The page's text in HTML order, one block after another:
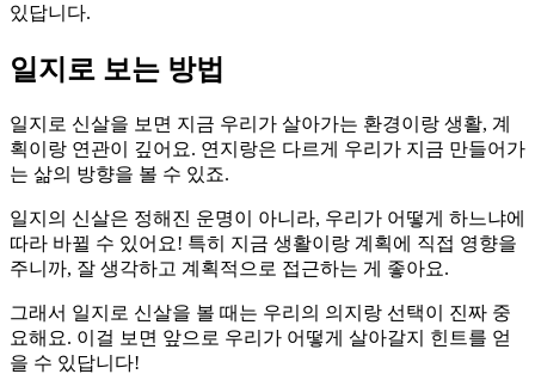
있답니다.
일지로 보는 방법
일지로 신살을 보면 지금 우리가 살아가는 환경이랑 생활, 계
획이랑 연관이 깊어요. 연지랑은 다르게 우리가 지금 만들어가
는 삶의 방향을 볼 수 있죠.
일지의 신살은 정해진 운명이 아니라, 우리가 어떻게 하느냐에
따라 바뀔 수 있어요! 특히 지금 생활이랑 계획에 직접 영향을
주니까, 잘 생각하고 계획적으로 접근하는 게 좋아요.
그래서 일지로 신살을 볼 때는 우리의 의지랑 선택이 진짜 중
요해요. 이걸 보면 앞으로 우리가 어떻게 살아갈지 힌트를 얻
을 수 있답니다!